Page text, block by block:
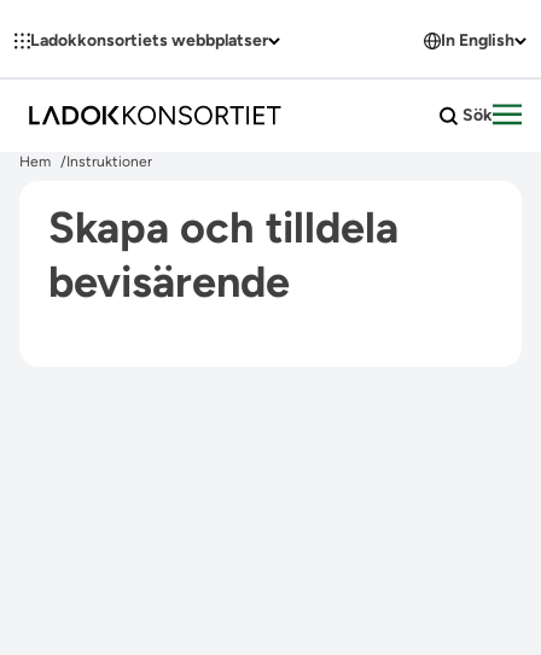
Ladokkonsortiets webbplatser In English
Sök
Hem Instruktioner
Skapa och tilldela
bevisärende